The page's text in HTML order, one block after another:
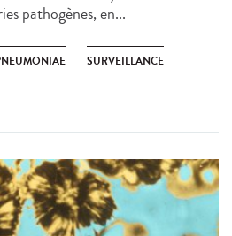
pathogènes, en...
SURVEILLANCE